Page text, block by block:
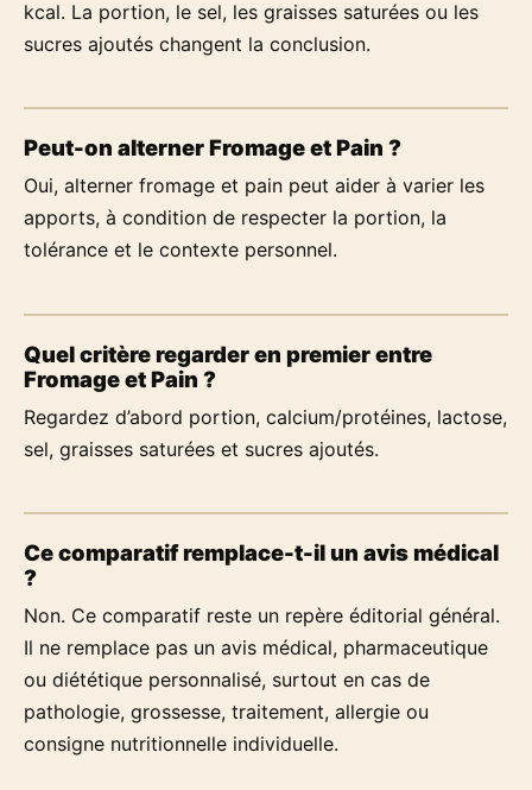
kcal. La portion, le sel, les graisses saturées ou les
sucres ajoutés changent la conclusion.
Peut-on alterner Fromage et Pain ?
Oui, alterner fromage et pain peut aider à varier les
apports, à condition de respecter la portion, la
tolérance et le contexte personnel.
Quel critère regarder en premier entre
Fromage et Pain ?
Regardez d’abord portion, calcium/protéines, lactose,
sel, graisses saturées et sucres ajoutés.
Ce comparatif remplace-t-il un avis médical
?
Non. Ce comparatif reste un repère éditorial général.
Il ne remplace pas un avis médical, pharmaceutique
ou diététique personnalisé, surtout en cas de
pathologie, grossesse, traitement, allergie ou
consigne nutritionnelle individuelle.